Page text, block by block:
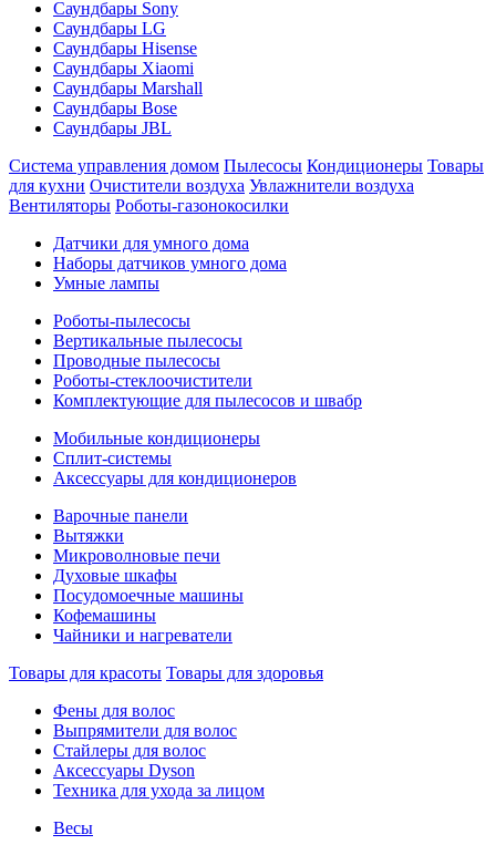
Саундбары Sony
Саундбары LG
Саундбары Hisense
Саундбары Xiaomi
Саундбары Marshall
Саундбары Bose
Саундбары JBL
Система управления домом Пылесосы Кондиционеры Товары
для кухни Очистители воздуха Увлажнители воздуха
Вентиляторы Роботы-газонокосилки
Датчики для умного дома
Наборы датчиков умного дома
Умные лампы
Роботы-пылесосы
Вертикальные пылесосы
Проводные пылесосы
Роботы-стеклоочистители
Комплектующие для пылесосов и швабр
Мобильные кондиционеры
Сплит-системы
Аксессуары для кондиционеров
Варочные панели
Вытяжки
Микроволновые печи
Духовые шкафы
Посудомоечные машины
Кофемашины
Чайники и нагреватели
Товары для красоты Товары для здоровья
Фены для волос
Выпрямители для волос
Стайлеры для волос
Аксессуары Dyson
Техника для ухода за лицом
Весы